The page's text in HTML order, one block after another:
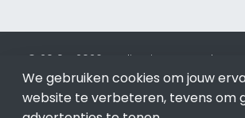
© 2019 - 2026 Realisatie en SEO door
Internet. Betaal alleen voor bewezen
optimalisatie No Cure No Pay.Emmenis
Internet.
We gebruiken cookies om jouw
website te verbeteren, tevens om